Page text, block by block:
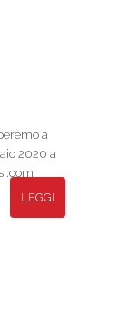
a
2020 a
LEGGI